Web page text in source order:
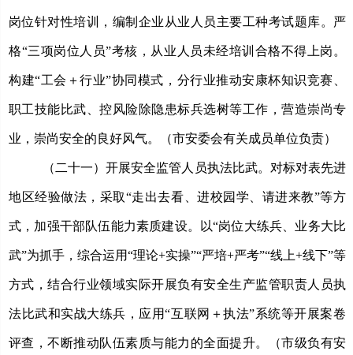
岗位针对性培训，编制企业从业人员主要工种考试题库。严
格“三项岗位人员”考核， 从业人员未经培训 合格不得上岗 。
构建“工会＋行业”协同模式，分行业推动安康杯知识竞赛、
职工技能比武、控风险除隐患标兵选树等工作，营造崇尚专
业，崇尚安全的良好风气。（市安委会有关成员单位负责）
（二十一）开展安全监管人员执法比武。 对标对表先进
地区经验做法，采取“走出去看、进校园学、请进来教”等方
式，加强干部队伍能力素质建设。以“岗位大练兵、业务大比
武”为抓手，综合运用“理论+实操”“严培+严考”“线上+线下”等
方式，结合行业领域实际开展负有安全生产监管职责人员执
法比武和实战大练兵，应用“互联网＋执法”系统等开展案卷
评查，不断推动队伍素质与能力的全面提升。（市级负有安